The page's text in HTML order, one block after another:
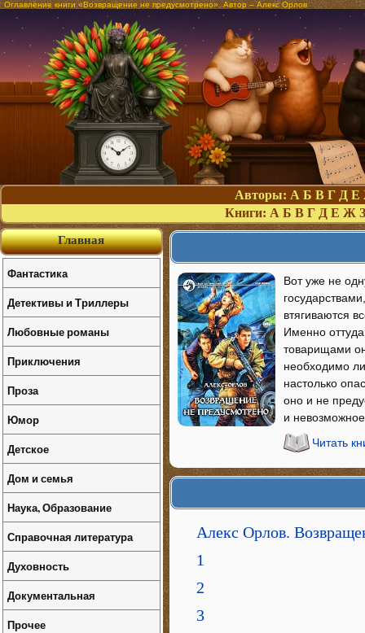
Оглавление книги «Возвращение не предусмотрено». Автор – Алекс Орлов
Авторы: А Б В Г Д Е
Книги: А Б В Г Д Е Ж З
Вот уже не
втягиваются
Именно
товарищами
необходимо
настолько
оно и не
и
Читать
Алекс Орлов.
1
2
3
Главная
Фантастика
Детективы и Триллеры
Любовные романы
Приключения
Проза
Юмор
Детское
Дом и семья
Наука, Образование
Справочная литература
Духовность
Документальная
Прочее